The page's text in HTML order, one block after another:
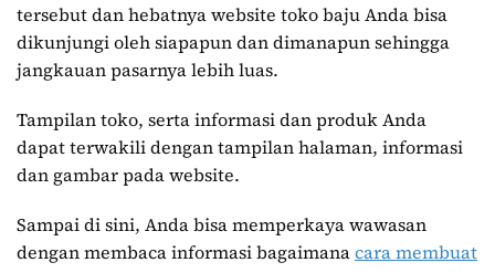
tersebut dan hebatnya website toko baju Anda bisa
dikunjungi oleh siapapun dan dimanapun sehingga
jangkauan pasarnya lebih luas.
Tampilan toko, serta informasi dan produk Anda
dapat terwakili dengan tampilan halaman, informasi
dan gambar pada website.
Sampai di sini, Anda bisa memperkaya wawasan
dengan membaca informasi bagaimanacara membuat